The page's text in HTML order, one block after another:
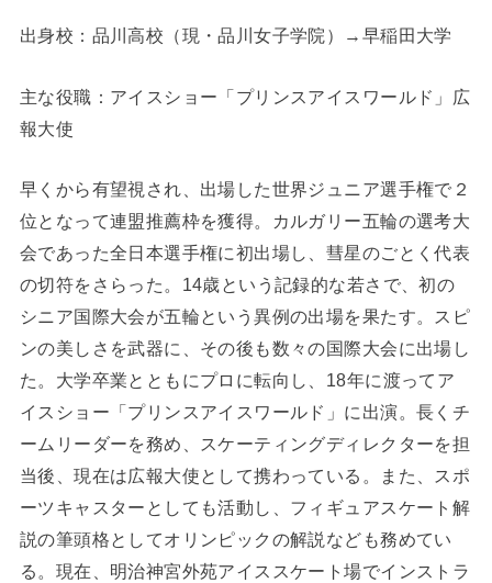
出身校：品川高校（現・品川女子学院）→早稲田大学
主な役職：アイスショー「プリンスアイスワールド」広
報大使
早くから有望視され、出場した世界ジュニア選手権で２
位となって連盟推薦枠を獲得。カルガリー五輪の選考大
会であった全日本選手権に初出場し、彗星のごとく代表
の切符をさらった。14歳という記録的な若さで、初の
シニア国際大会が五輪という異例の出場を果たす。スピ
ンの美しさを武器に、その後も数々の国際大会に出場し
た。大学卒業とともにプロに転向し、18年に渡ってア
イスショー「プリンスアイスワールド」に出演。長くチ
ームリーダーを務め、スケーティングディレクターを担
当後、現在は広報大使として携わっている。また、スポ
ーツキャスターとしても活動し、フィギュアスケート解
説の筆頭格としてオリンピックの解説なども務めてい
る。現在、明治神宮外苑アイススケート場でインストラ